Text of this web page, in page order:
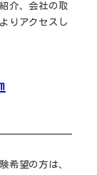
介、会社の取
りアクセスし
希望の方は、